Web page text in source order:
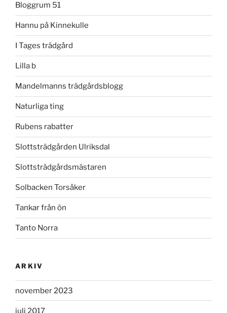
Bloggrum 51
Hannu på Kinnekulle
I Tages trädgård
Lilla b
Mandelmanns trädgårdsblogg
Naturliga ting
Rubens rabatter
Slottsträdgården Ulriksdal
Slottsträdgårdsmästaren
Solbacken Torsåker
Tankar från ön
Tanto Norra
ARKIV
november 2023
juli 2017